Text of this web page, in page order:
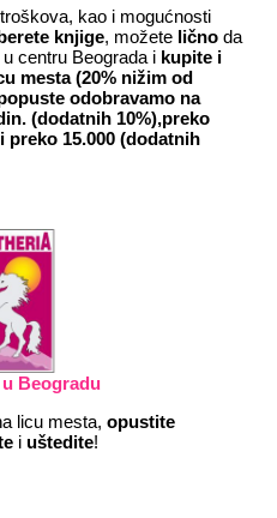
kao i mogućnosti
knjige, možete ličnoda
centru Beograda i kupite i
mesta (20% nižim od
odobravamo na
(dodatnih 10%),preko
preko 15.000 (dodatnih
Beogradu
licu mesta, opustite
i uštedite!